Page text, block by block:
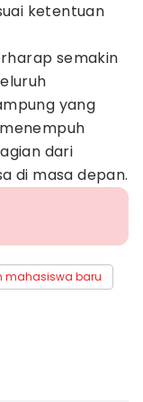
ketentuan
semakin
yang
dari
di masa depan.
mahasiswa baru